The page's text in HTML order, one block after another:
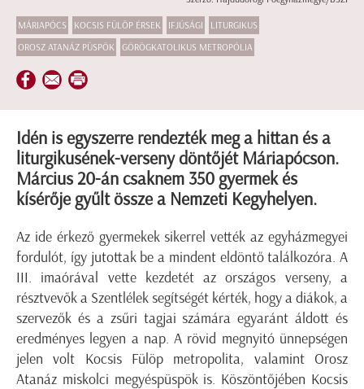
MÁRIAPÓCS KOCSIS FÜLÖP ÉRSEK IFJÚSÁGI
LITURGIKUS
OROSZ ATANÁZ PÜSPÖK
GÖRÖGKATOLIKUS METROPÓLIA
Idén is egyszerre rendezték meg a hittan és a
liturgikusének-verseny döntőjét Máriapócson.
Március 20-án csaknem 350 gyermek és
kísérője gyűlt össze a Nemzeti Kegyhelyen.
Az ide érkező gyermekek sikerrel vették az egyházmegyei
fordulót, így jutottak be a mindent eldöntő találkozóra. A
III. imaórával vette kezdetét az országos verseny, a
résztvevők a Szentlélek segítségét kérték, hogy a diákok, a
szervezők és a zsűri tagjai számára egyaránt áldott és
eredményes legyen a nap. A rövid megnyitó ünnepségen
jelen volt Kocsis Fülöp metropolita, valamint Orosz
Atanáz miskolci megyéspüspök is. Köszöntőjében Kocsis